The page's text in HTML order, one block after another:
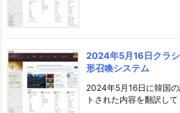
2024年5月16日クラ
形召喚システム
2024年5月16日に韓国
トされた内容を翻訳して